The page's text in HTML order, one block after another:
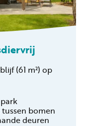
(61 m²) op
bomen
deuren